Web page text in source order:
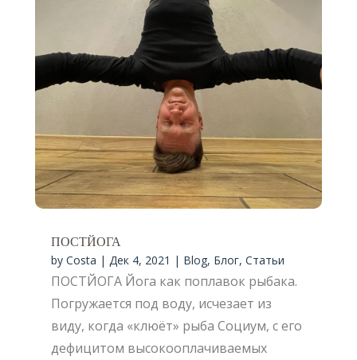
ПОСТЙОГА
by Costa | Дек 4, 2021 | Blog, Блог, Статьи
ПОСТЙОГА Йога как поплавок рыбака.
Погружается под воду, исчезает из
виду, когда «клюёт» рыба Социум, с его
дефицитом высокооплачиваемых